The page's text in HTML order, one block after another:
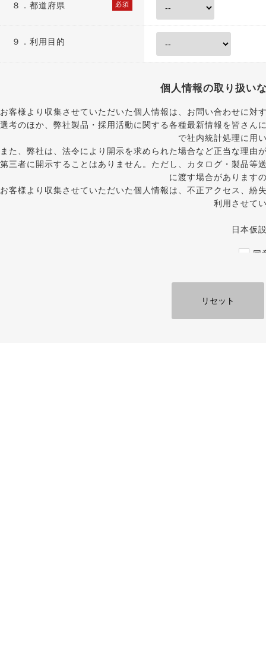
８． 必須
都道府県
９．利用目的
個人情報の取り扱い
お客様より収集させていただいた個人情報は、お問い合わせに
選考のほか、弊社製品・採用活動に関する各種最新情報を皆さ
で社内統計処理に用
また、弊社は、法令により開示を求められた場合など正当な理
第三者に開示することはありません。ただし、カタログ・製品
に渡す場合があります
お客様より収集させていただいた個人情報は、不正アクセス、
利用させて
日本仮
同